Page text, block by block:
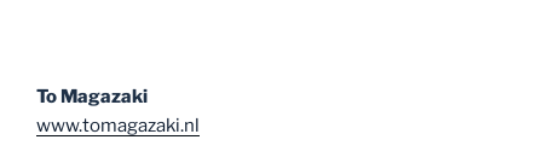
To Magazaki
www.tomagazaki.nl